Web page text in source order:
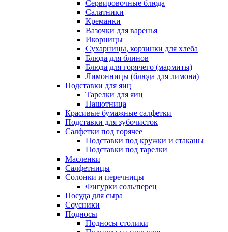
Сервировочные блюда
Салатники
Креманки
Вазочки для варенья
Икорницы
Сухарницы, корзинки для хлеба
Блюда для блинов
Блюда для горячего (мармиты)
Лимонницы (блюда для лимона)
Подставки для яиц
Тарелки для яиц
Пашотница
Красивые бумажные салфетки
Подставки для зубочисток
Салфетки под горячее
Подставки под кружки и стаканы
Подставки под тарелки
Масленки
Салфетницы
Солонки и перечницы
Фигурки соль/перец
Посуда для сыра
Соусники
Подносы
Подносы столики